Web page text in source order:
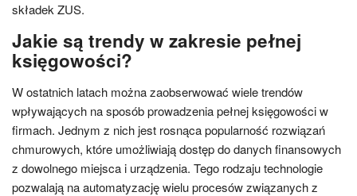
składek ZUS.
Jakie są trendy w zakresie pełnej
księgowości?
W ostatnich latach można zaobserwować wiele trendów
wpływających na sposób prowadzenia pełnej księgowości w
firmach. Jednym z nich jest rosnąca popularność rozwiązań
chmurowych, które umożliwiają dostęp do danych finansowych
z dowolnego miejsca i urządzenia. Tego rodzaju technologie
pozwalają na automatyzację wielu procesów związanych z